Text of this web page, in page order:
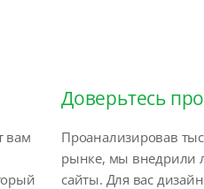
вам
Доверьтесь
Проанализировав
рынке, мы внедрили
сайты. Для вас